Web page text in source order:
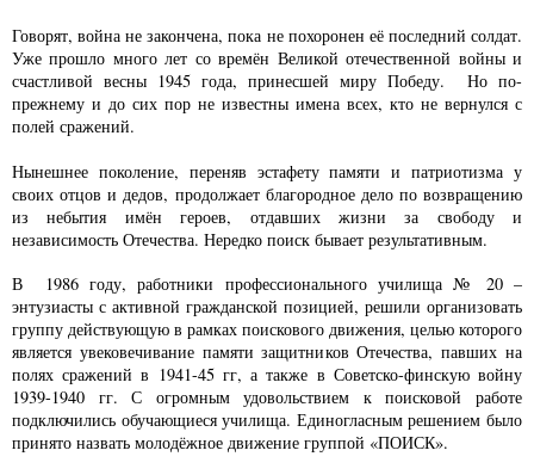
Говорят, война не закончена, пока не похоронен её последний солдат.
Уже прошло много лет со времён Великой отечественной войны и
счастливой весны 1945 года, принесшей миру Победу. Но по-
прежнему и до сих пор не известны имена всех, кто не вернулся с
полей сражений.
Нынешнее поколение, переняв эстафету памяти и патриотизма у
своих отцов и дедов, продолжает благородное дело по возвращению
из небытия имён героев, отдавших жизни за свободу и
независимость Отечества. Нередко поиск бывает результативным.
В 1986 году, работники профессионального училища № 20 –
энтузиасты с активной гражданской позицией, решили организовать
группу действующую в рамках поискового движения, целью которого
является увековечивание памяти защитников Отечества, павших на
полях сражений в 1941-45 гг, а также в Советско-финскую войну
1939-1940 гг. С огромным удовольствием к поисковой работе
подключились обучающиеся училища. Единогласным решением было
принято назвать молодёжное движение группой «ПОИСК».